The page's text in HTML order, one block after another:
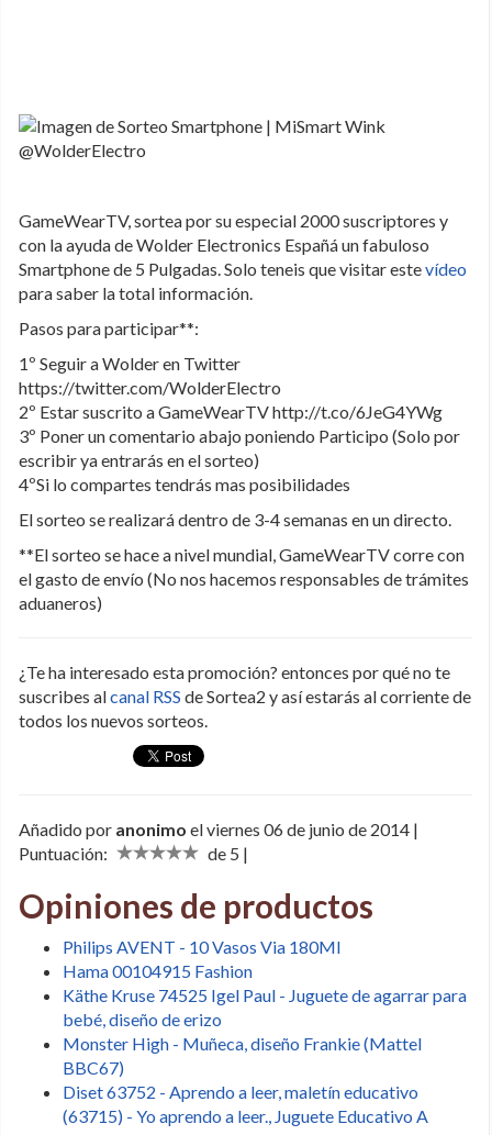
GameWearTV, sortea por su especial 2000 suscriptores y
con la ayuda de Wolder Electronics Españá un fabuloso
Smartphone de 5 Pulgadas. Solo teneis que visitar estevídeo
para saber la total información.
Pasos para participar**:
1º Seguir a Wolder en Twitter
https://twitter.com/WolderElectro
2º Estar suscrito a GameWearTV http://t.co/6JeG4YWg
3º Poner un comentario abajo poniendo Participo (Solo por
escribir ya entrarás en el sorteo)
4ºSi lo compartes tendrás mas posibilidades
El sorteo se realizará dentro de 3-4 semanas en un directo.
**El sorteo se hace a nivel mundial, GameWearTV corre con
el gasto de envío (No nos hacemos responsables de trámites
aduaneros)
¿Te ha interesado esta promoción? entonces por qué no te
suscribes alcanal RSS de Sortea2 y así estarás al corriente de
todos los nuevos sorteos.
Añadido por anonimo el viernes 06 de junio de 2014 |
Puntuación:
de 5 |
Opiniones de productos
Philips AVENT - 10 Vasos Via 180Ml
Hama 00104915 Fashion
Käthe Kruse 74525 Igel Paul - Juguete de agarrar para
bebé, diseño de erizo
Monster High - Muñeca, diseño Frankie (Mattel
BBC67)
Diset 63752 - Aprendo a leer, maletín educativo
(63715) - Yo aprendo a leer., Juguete Educativo A